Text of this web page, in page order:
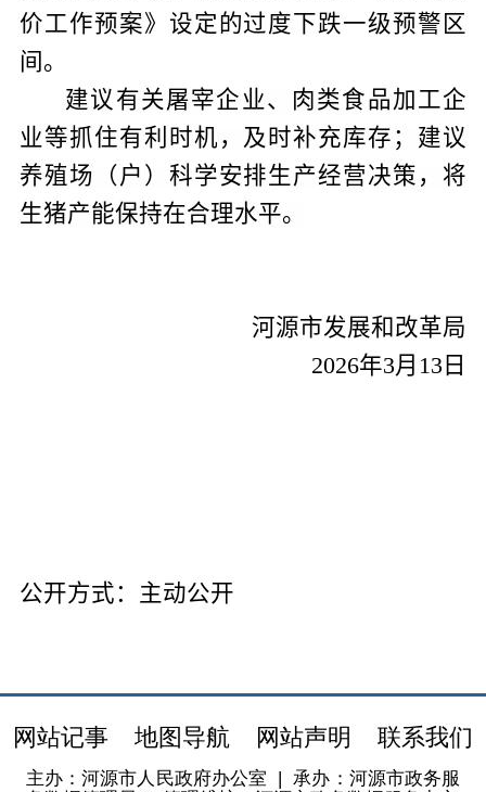
价工作预案》设定的过度下跌一级预警区
间。
建议有关屠宰企业、肉类食品加工企
业等抓住有利时机，及时补充库存；建议
养殖场（户）科学安排生产经营决策，将
生猪产能保持在合理水平。
河源市发展和改革局
2026年3月 13 日
公开方式： 主动公开
网站记事 地图导航 网站声明 联系我们
主办：河源市人民政府办公室 | 承办：河源市政务服